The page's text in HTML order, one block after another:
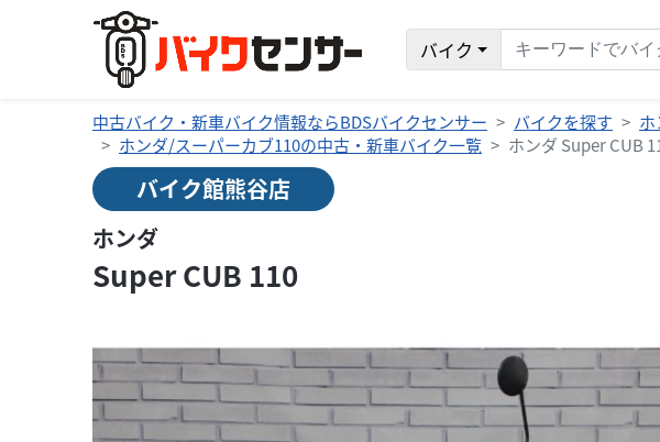
バイク
中古バイク・新車バイク情報ならBDSバイクセンサー バイクを探す
ホンダ/スーパーカブ110の中古・新車バイク一覧
ホンダ Super CUB
バイク館熊谷店
ホンダ
Super CUB 110